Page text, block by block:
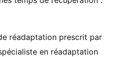
réadaptation prescrit par
en réadaptation